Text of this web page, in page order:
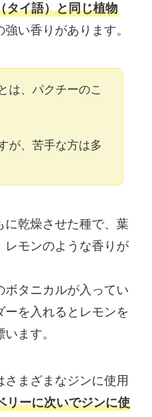
タイ語）と同じ植物
い香りがあります。
は、パクチーのこ
が、苦手な方は多
に乾燥させた種で、葉
レモンのような香りが
ボタニカルが入ってい
を入れるとレモンを
ます。
まざまなジンに使用
リーに次いでジンに使